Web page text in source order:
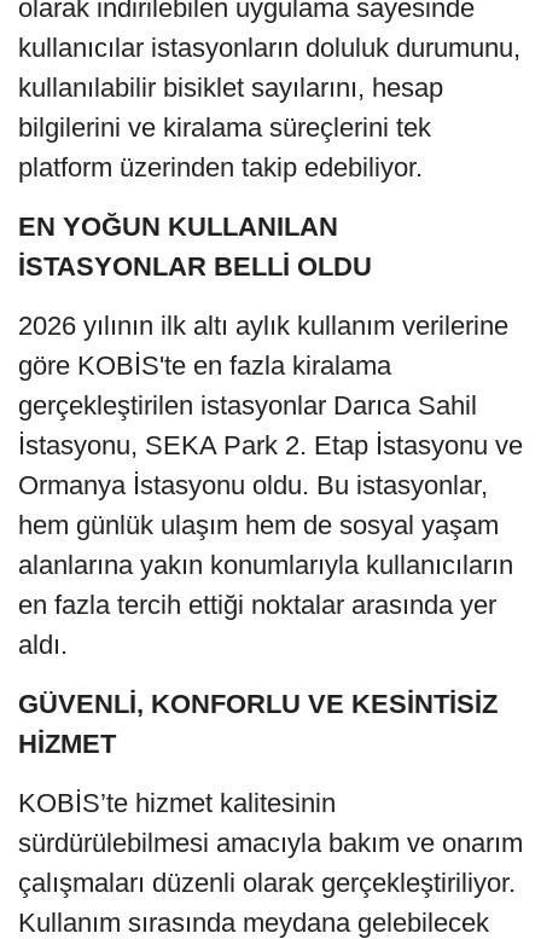
olarak indirilebilen uygulama sayesinde
kullanıcılar istasyonların doluluk durumunu,
kullanılabilir bisiklet sayılarını, hesap
bilgilerini ve kiralama süreçlerini tek
platform üzerinden takip edebiliyor.
EN YOĞUN KULLANILAN
İSTASYONLAR BELLİ OLDU
2026 yılının ilk altı aylık kullanım verilerine
göre KOBİS'te en fazla kiralama
gerçekleştirilen istasyonlar Darıca Sahil
İstasyonu, SEKA Park 2. Etap İstasyonu ve
Ormanya İstasyonu oldu. Bu istasyonlar,
hem günlük ulaşım hem de sosyal yaşam
alanlarına yakın konumlarıyla kullanıcıların
en fazla tercih ettiği noktalar arasında yer
aldı.
GÜVENLİ, KONFORLU VE KESİNTİSİZ
HİZMET
KOBİS’te hizmet kalitesinin
sürdürülebilmesi amacıyla bakım ve onarım
çalışmaları düzenli olarak gerçekleştiriliyor.
Kullanım sırasında meydana gelebilecek